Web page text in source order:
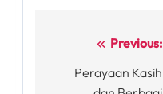
navigation
Previous:
Perayaan Kasih